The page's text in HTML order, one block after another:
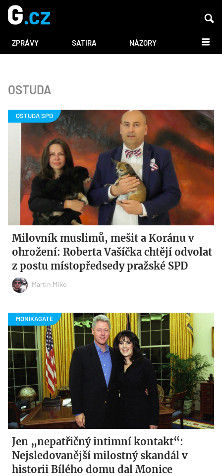
ZPRÁVY SATIRA NÁZORY DALŠÍ
OSTUDA
Milovník muslimů, mešit a Koránu v
ohrožení: Roberta Vašíčka chtějí odvolat
z postu místopředsedy pražské SPD
Martin Miko
Jen „nepatřičný intimní kontakt“:
Nejsledovanější milostný skandál v
historii Bílého domu dal Monice